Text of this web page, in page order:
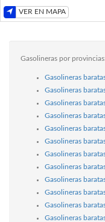
VER EN MAPA
Gasolineras por provincias:
Gasolineras
Gasolineras
Gasolineras
Gasolineras
Gasolineras
Gasolineras
Gasolineras
Gasolineras
Gasolineras
Gasolineras
Gasolineras
Gasolineras